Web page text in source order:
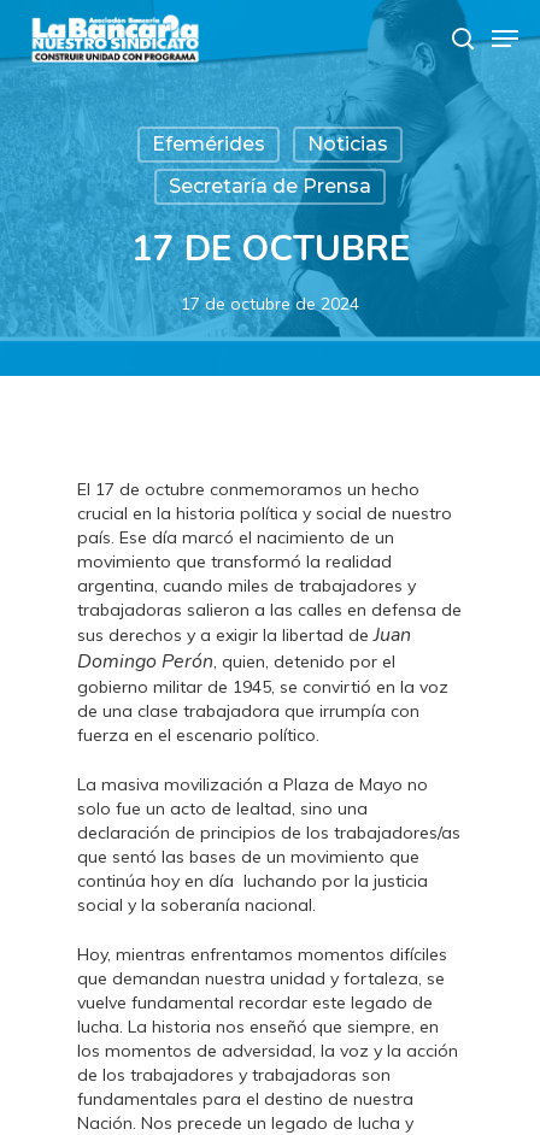
main
content
search
Efemérides
Noticias
Secretaría de Prensa
17 DE OCTUBRE
17 de octubre de 2024
El 17 de octubre conmemoramos un hecho
crucial en la historia política y social de nuestro
país. Ese día marcó el nacimiento de un
movimiento que transformó la realidad
argentina, cuando miles de trabajadores y
trabajadoras salieron a las calles en defensa de
sus derechos y a exigir la libertad deJuan
Domingo Perón, quien, detenido por el
gobierno militar de 1945, se convirtió en la voz
de una clase trabajadora que irrumpía con
fuerza en el escenario político.
La masiva movilización a Plaza de Mayo no
solo fue un acto de lealtad, sino una
declaración de principios de los trabajadores/as
que sentó las bases de un movimiento que
continúa hoy en día luchando por la justicia
social y la soberanía nacional.
Hoy, mientras enfrentamos momentos difíciles
que demandan nuestra unidad y fortaleza, se
vuelve fundamental recordar este legado de
lucha. La historia nos enseñó que siempre, en
los momentos de adversidad, la voz y la acción
de los trabajadores y trabajadoras son
fundamentales para el destino de nuestra
Nación. Nos precede un legado de lucha y